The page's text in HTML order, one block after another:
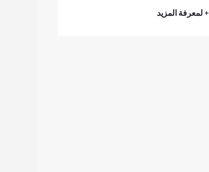
+ لمعرفة المزيد